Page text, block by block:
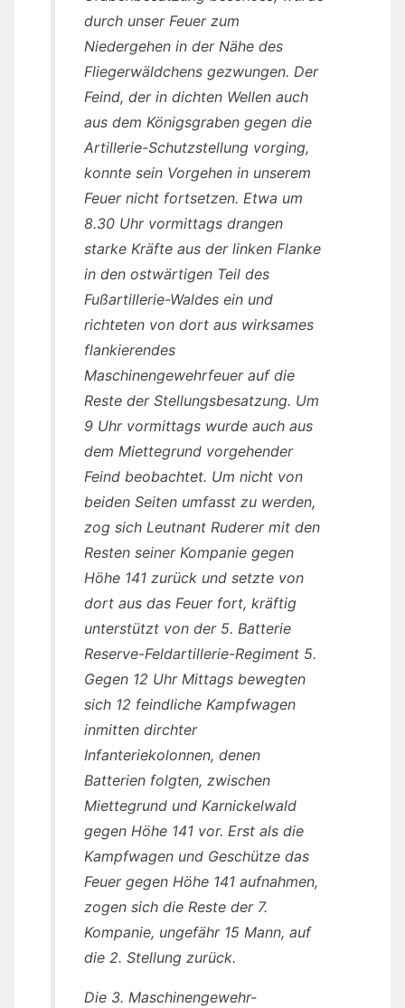
durch unser Feuer zum
Niedergehen in der Nähe des
Fliegerwäldchens gezwungen. Der
Feind, der in dichten Wellen auch
aus dem Königsgraben gegen die
Artillerie-Schutzstellung vorging,
konnte sein Vorgehen in unserem
Feuer nicht fortsetzen. Etwa um
8.30 Uhr vormittags drangen
starke Kräfte aus der linken Flanke
in den ostwärtigen Teil des
Fußartillerie-Waldes ein und
richteten von dort aus wirksames
flankierendes
Maschinengewehrfeuer auf die
Reste der Stellungsbesatzung. Um
9 Uhr vormittags wurde auch aus
dem Miettegrund vorgehender
Feind beobachtet. Um nicht von
beiden Seiten umfasst zu werden,
zog sich Leutnant Ruderer mit den
Resten seiner Kompanie gegen
Höhe 141 zurück und setzte von
dort aus das Feuer fort, kräftig
unterstützt von der 5. Batterie
Reserve-Feldartillerie-Regiment 5.
Gegen 12 Uhr Mittags bewegten
sich 12 feindliche Kampfwagen
inmitten dirchter
Infanteriekolonnen, denen
Batterien folgten, zwischen
Miettegrund und Karnickelwald
gegen Höhe 141 vor. Erst als die
Kampfwagen und Geschütze das
Feuer gegen Höhe 141 aufnahmen,
zogen sich die Reste der 7.
Kompanie, ungefähr 15 Mann, auf
die 2. Stellung zurück.
Die 3. Maschinengewehr-